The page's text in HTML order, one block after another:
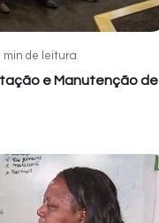
min de leitura
e Manutenção de